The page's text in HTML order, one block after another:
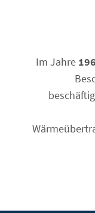
Im Jahre